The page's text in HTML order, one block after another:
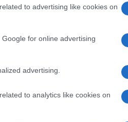
to advertising like cookies on
for online advertising
advertising.
to analytics like cookies on